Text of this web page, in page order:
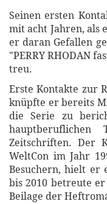
Seinen ersten
mit acht Jahren, als
er daran Gefallen
"PERRY RHODAN
treu.
Erste Kontakte zur
knüpfte er bereits
die Serie zu
hauptberuflichen
Zeitschriften. Der
WeltCon im Jahr
Besuchern, hielt er
bis 2010 betreute er
Beilage der